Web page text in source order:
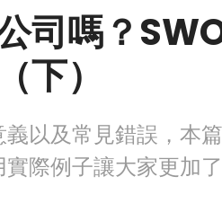
司嗎？
下）
以及常見錯誤，本
際例子讓大家更加